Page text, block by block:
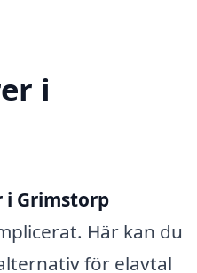
i
Grimstorp
Här kan du
för elavtal